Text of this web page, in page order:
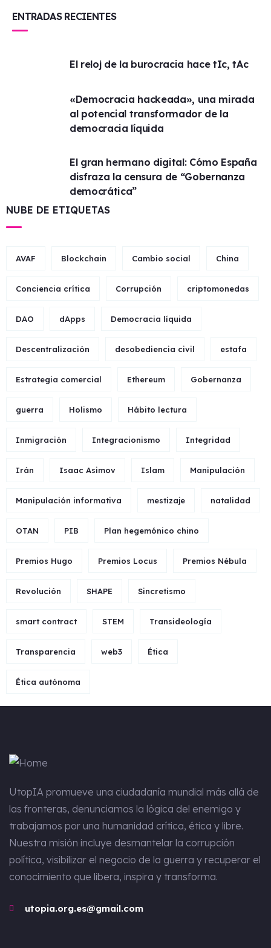
ENTRADAS RECIENTES
El reloj de la burocracia hace tIc, tAc
«Democracia hackeada», una mirada
al potencial transformador de la
democracia líquida
El gran hermano digital: Cómo España
disfraza la censura de “Gobernanza
democrática”
NUBE DE ETIQUETAS
AVAF Blockchain Cambio social China
Conciencia crítica Corrupción criptomonedas
DAO dApps Democracia líquida
Descentralización desobediencia civil estafa
Estrategia comercial Ethereum Gobernanza
guerra Holismo Hábito lectura
Inmigración Integracionismo Integridad
Irán Isaac Asimov Islam Manipulación
Manipulación informativa mestizaje natalidad
OTAN PIB Plan hegemónico chino
Premios Hugo Premios Locus Premios Nébula
Revolución SHAPE Sincretismo
smart contract STEM Transideología
Transparencia web3 Ética
Ética autónoma
UtopIA promueve una ciudadanía mundial más allá de
las fronteras, denunciamos la lógica del enemigo y
trabajamos por una humanidad crítica, ética y libre.
Nuestra misión incluye desmantelar la corrupción
política, visibilizar el negocio de la guerra y recuperar el
conocimiento que libera, inspira y transforma.
utopia.org.es@gmail.com